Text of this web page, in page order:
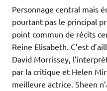
Personnage central mais
pourtant pas le principal
point commun de récits
Reine Elisabeth. C’est
David Morrissey,
par la critique et Helen
meilleure actrice. Sheen